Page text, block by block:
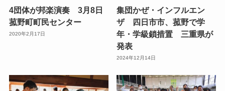
4団体が邦楽演奏 3月8日
菰野町町民センター
2020年2月17日
集団かぜ・インフルエン
ザ 四日市市、菰野で学
年・学級鎖措置 三重県が
発表
2024年12月14日